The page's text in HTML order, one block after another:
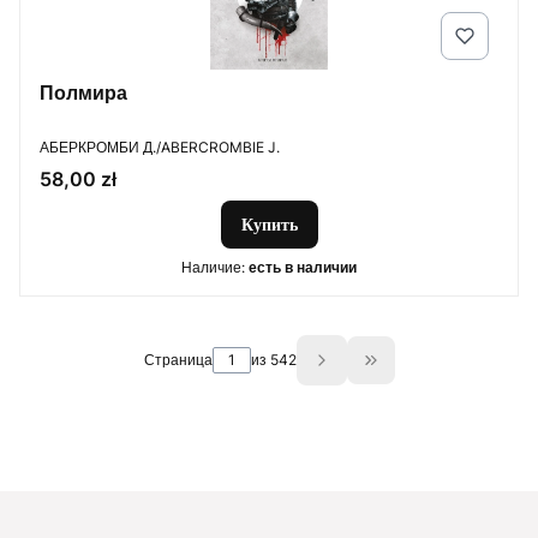
Полмира
ПРОИЗВОДИТЕЛЬ
АБЕРКРОМБИ Д./ABERCROMBIE J.
Цена
58,00 zł
Купить
Наличие: есть в наличии
Страница из 542 Go to the last page